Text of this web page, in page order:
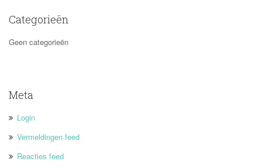
Categorieën
Geen categorieën
Meta
Login
Vermeldingen feed
Reacties feed